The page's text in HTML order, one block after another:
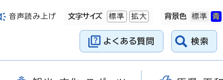
音声読み上げ 文字サイズ 標準 拡大 背景色
よくある質問 検索